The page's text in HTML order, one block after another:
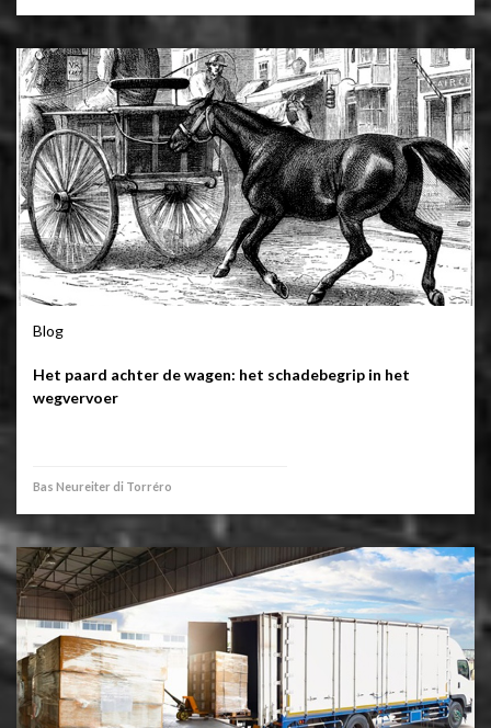
Blog
Het paard achter de wagen: het schadebegrip in het
wegvervoer
Bas Neureiter di Torréro